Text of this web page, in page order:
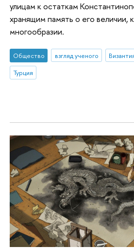
улицам к остаткам
хранящим память о его величии,
многообразии.
Общество взгляд ученого
Турция